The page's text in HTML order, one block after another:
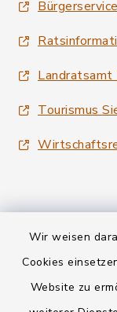
Wir weisen
Cookies
Website zu
Landratsamt
Tourismus